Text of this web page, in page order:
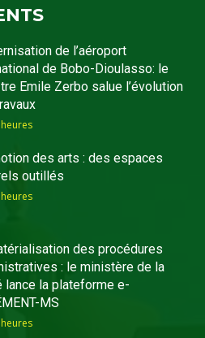
de l’aéroport
de Bobo-Dioulasso: le
Emile Zerbo salue l’évolution
des arts : des espaces
outillés
des procédures
: le ministère de la
lance la plateforme e-
MS